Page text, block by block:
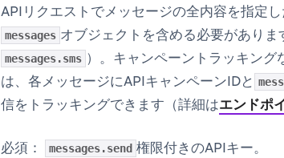
APIリクエストでメッセージの全内容を指定
messages オブジェクトを含める必要がありま
messages.sms ）。キャンペーントラッキング
は、各メッセージにAPIキャンペーンIDと
信をトラッキングできます（詳細はエンドポ
必須： messages.send 権限付きのAPIキー。